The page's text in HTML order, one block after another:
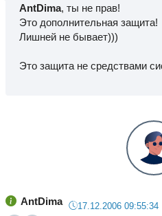
AntDima, ты не прав!
Это дополнительная защита!
Лишней не бывает)))
Это защита не средствами
AntDima 17.12.2006 09:55:34